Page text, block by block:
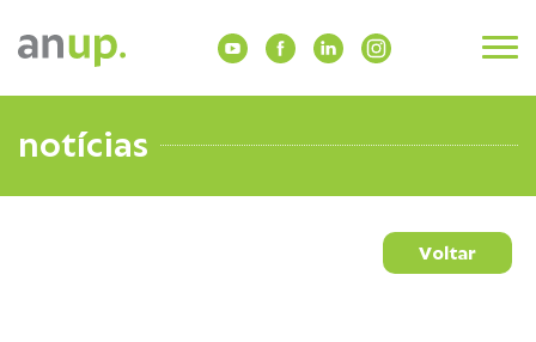
notícias
Voltar